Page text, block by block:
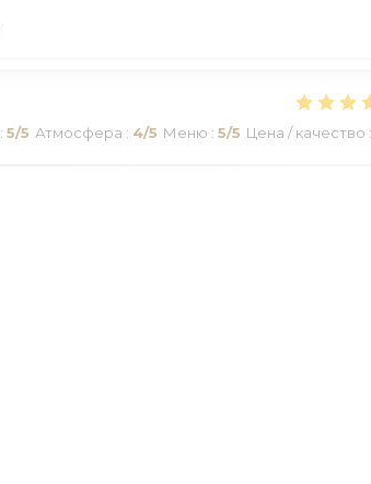
: 5/5 Атмосфера : 4/5 Меню : 5/5 Цена / качество :